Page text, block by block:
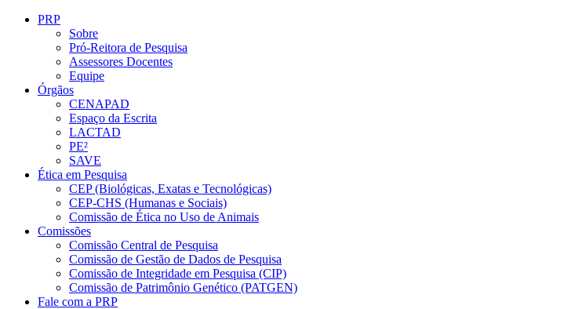
Conteúdo principal
PRP
Sobre
Pró-Reitora de Pesquisa
Assessores Docentes
Equipe
Órgãos
CENAPAD
Espaço da Escrita
LACTAD
PE²
SAVE
Ética em Pesquisa
CEP (Biológicas, Exatas e Tecnológicas)
CEP-CHS (Humanas e Sociais)
Comissão de Ética no Uso de Animais
Comissões
Comissão Central de Pesquisa
Comissão de Gestão de Dados de Pesquisa
Comissão de Integridade em Pesquisa (CIP)
Comissão de Patrimônio Genético (PATGEN)
Fale com a PRP